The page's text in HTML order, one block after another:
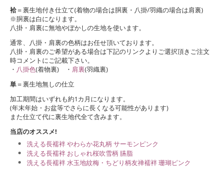
袷＝裏生地付き仕立て(着物の場合は胴裏・八掛/羽織の場合は肩裏)
※胴裏は白になります。
八掛・肩裏に無地やぼかしの生地を使います。
通常、八掛・肩裏の色柄はお任せ頂いております。
八掛・肩裏のご希望がある場合は下記のリンクよりご選択頂きご注文
時コメントにご記載下さい。
・ 八掛色(着物裏) ・ 肩裏(羽織裏)
単＝裏生地無しの仕立
加工期間はいずれも約1カ月になります。
(年末年始・お盆等でさらに長くなる可能性があります)
また仕立て代に裏生地代全て含みます。
当店のオススメ!
洗える長襦袢 やわらか花丸柄 サーモンピンク
洗える長襦袢 おしゃれ桜吹雪柄 臙脂
洗える長襦袢 水玉地紋梅・ちどり柄友禅襦袢 珊瑚ピンク